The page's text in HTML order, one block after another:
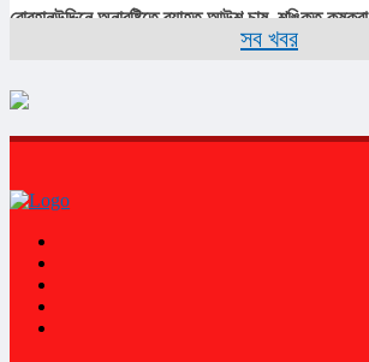
বোরহানউদ্দিনে অনাবৃষ্টিতে ব্যাহত আউশ চাষ, শঙ্কিত কৃষকরা
সব খবর